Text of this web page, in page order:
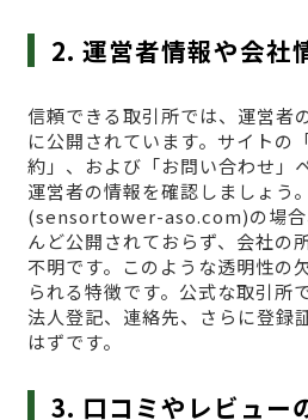
2. 運営者情報や会社
信頼できる取引所では、運営者
に公開されています。サイトの
約」、および「お問い合わせ」
運営者の情報を確認しましょう
(sensortower-aso.com)の場合
んど公開されておらず、会社の
不明です。このような透明性の
られる特徴です。公式な取引所
法人登記、連絡先、さらに登録
はずです。
3. 口コミやレビュー